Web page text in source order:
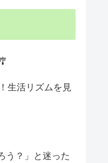
生活リズムを見
う？」と迷った